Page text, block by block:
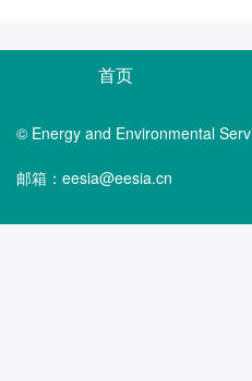
首页
© Energy and Environmental
邮箱：eesia@eesia.cn